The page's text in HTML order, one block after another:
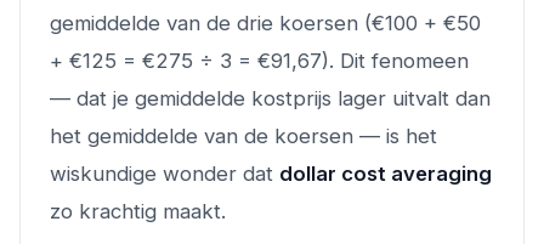
gemiddelde van de drie koersen (€100 + €50
+ €125 = €275 ÷ 3 = €91,67). Dit fenomeen
— dat je gemiddelde kostprijs lager uitvalt dan
het gemiddelde van de koersen — is het
wiskundige wonder dat dollar cost averaging
zo krachtig maakt.